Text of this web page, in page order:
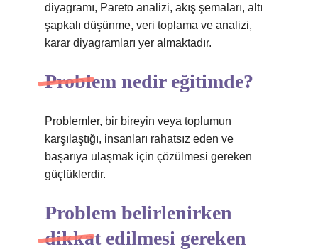
diyagramı, Pareto analizi, akış şemaları, altı
şapkalı düşünme, veri toplama ve analizi,
karar diyagramları yer almaktadır.
Problem nedir eğitimde?
Problemler, bir bireyin veya toplumun
karşılaştığı, insanları rahatsız eden ve
başarıya ulaşmak için çözülmesi gereken
güçlüklerdir.
Problem belirlenirken
dikkat edilmesi gereken